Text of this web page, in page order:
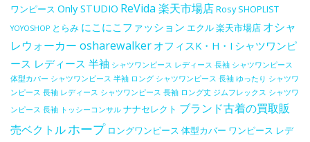
ワンピース Only STUDIO ReVida 楽天市場店Rosy SHOPLIST
YOYOSHOP とらみ にこにこファッション エクル 楽天市場店 オシャ
レウォーカー osharewalker オフィスK・H・I シャツワンピ
ース レディース 半袖 シャツワンピース レディース 長袖 シャツワンピース
体型カバー シャツワンピース 半袖 ロング シャツワンピース 長袖 ゆったり シャツワ
ンピース 長袖 レディース シャツワンピース 長袖 ロング丈 ジムフレックス シャツワ
ンピース 長袖 トッシーコンサル ナナセレクト ブランド古着の買取販
売ベクトルホープ ロングワンピース 体型カバー ワンピース レデ